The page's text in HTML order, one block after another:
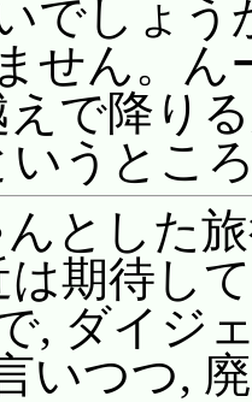
でしょう
せん。
で降り
いうとこ
とした
期待し
, ダイジ
つつ, 廃